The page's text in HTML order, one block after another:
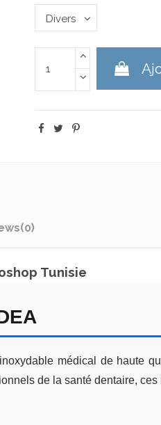
(0)
Tunisie
médical de haute
de la santé dentaire,